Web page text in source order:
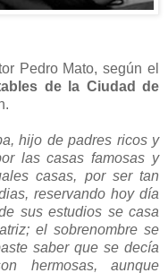
Pedro Mato, según el
de la Ciudad de
hijo de padres ricos y
las casas famosas y
casas, por ser tan
reservando hoy día
sus estudios se casa
el sobrenombre se
saber que se decía
hermosas, aunque